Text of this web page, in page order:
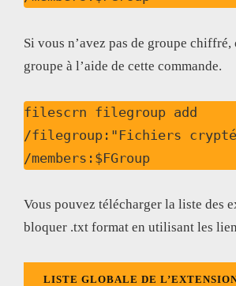
Si vous n’avez pas de groupe chiffré,
groupe à l’aide de cette commande.
filescrn filegroup add
/filegroup:"Fichiers
/members:$FGroup
Vous pouvez télécharger la liste des
bloquer .txt format en utilisant les
LISTE GLOBALE DE